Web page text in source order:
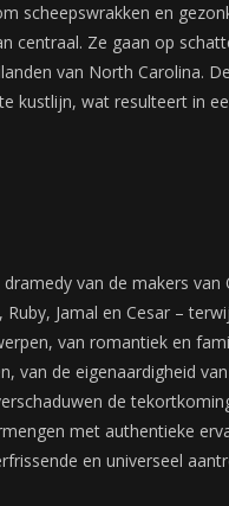
scheepswrakken en
centraal. Ze gaan op
van North Carolina.
kustlijn, wat resulteert in
van de makers van
Jamal en Cesar –
van romantiek en
van de eigenaardigheid
de
met authentieke
en universeel